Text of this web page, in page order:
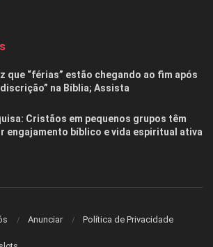
que “férias” estão chegando ao fim após
na Bíblia; Assista
Cristãos em pequenos grupos têm
engajamento bíblico e vida espiritual ativa
Anunciar Política de Privacidade